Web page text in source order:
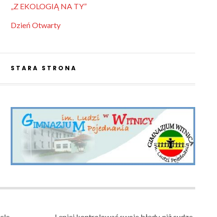
„Z EKOLOGIĄ NA TY”
Dzień Otwarty
STARA STRONA